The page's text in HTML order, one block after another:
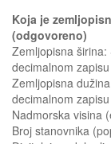
Koja je
(odgovoreno)
Zemljopisna širina:
decimalnom
Zemljopisna
decimalnom
Nadmorska visina
Broj stanovnika